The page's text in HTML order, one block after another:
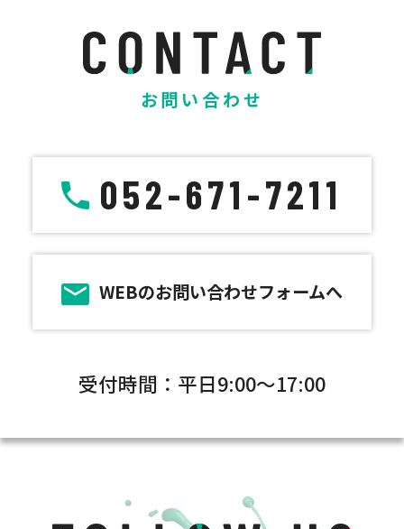
お問い合わせ
052-671-7211
WEBのお問い合わせフォームへ
受付時間：平日9:00～17:00